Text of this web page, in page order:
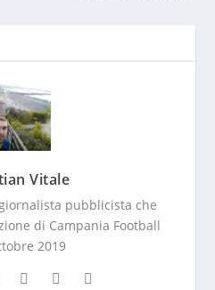
Vitale
pubblicista che
di Campania Football
2019